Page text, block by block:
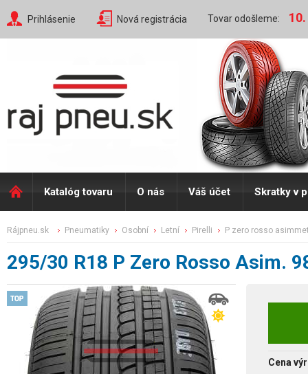
Prihlásenie Nová registrácia Tovar odošleme:
Katalóg tovaru O nás Váš účet Skratky v
rájpneu.sk pneumatiky osobní letní pirelli p zero rosso
295/30 R18 P Zero Rosso Asim.
Cena